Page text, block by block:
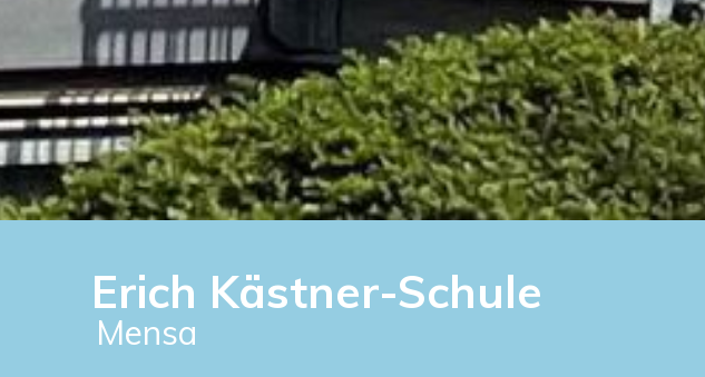
Erich Kästner-Schule
Mensa